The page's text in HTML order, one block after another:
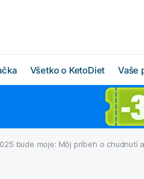
Všetko o KetoDiet
Ako KetoDiet funguje
O proteínovej diéte
Ketóza
Vaše
bude moje: Môj príbeh o chudnutí